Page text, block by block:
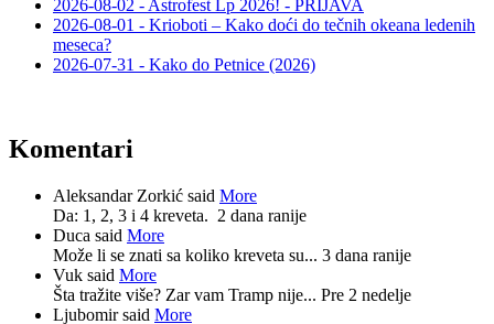
2026-08-02 - Astrofest Lp 2026! - PRIJAVA
2026-08-01 - Krioboti – Kako doći do tečnih okeana ledenih
meseca?
2026-07-31 - Kako do Petnice (2026)
Komentari
Aleksandar Zorkić said More
Da: 1, 2, 3 i 4 kreveta. 2 dana ranije
Duca said More
Može li se znati sa koliko kreveta su... 3 dana ranije
Vuk said More
Šta tražite više? Zar vam Tramp nije... Pre 2 nedelje
Ljubomir said More